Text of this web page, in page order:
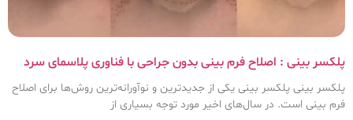
پلکسر بینی : اصلاح فرم بینی بدون جراحی با فناوری پلاسمای سرد
پلکسر بینی پلکسر بینی یکی از جدیدترین و نوآورانه‌ترین روش‌ها برای اصلاح
فرم بینی است. در سال‌های اخیر مورد توجه بسیاری از